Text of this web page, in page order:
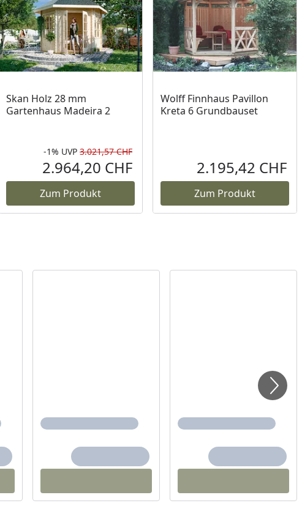
in ProzentPreis
Preis
Skan Holz 28 mm
Gartenhaus Madeira 2
Rabatt in Prozent
-1%
Ursprünglicher Preis
UVP 3.021,57 CHF
Aktueller Preis
2.964,20 CHF
Zum Produkt
Wolff Finnhaus Pavillon
Kreta 6 Grundbauset
2.195,42 CHF
Zum Produkt